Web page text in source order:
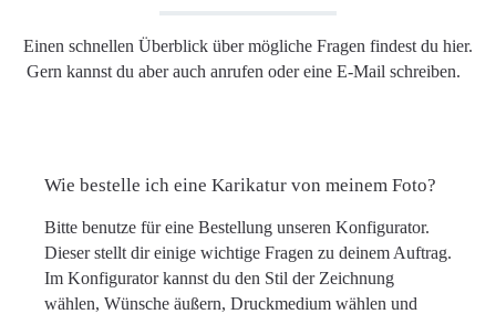
Einen schnellen Überblick über mögliche Fragen findest du hier.
Gern kannst du aber auch anrufen oder eine E-Mail schreiben.
Wie bestelle ich eine Karikatur von meinem Foto?
Bitte benutze für eine Bestellung unseren Konfigurator.
Dieser stellt dir einige wichtige Fragen zu deinem Auftrag.
Im Konfigurator kannst du den Stil der Zeichnung
wählen, Wünsche äußern, Druckmedium wählen und